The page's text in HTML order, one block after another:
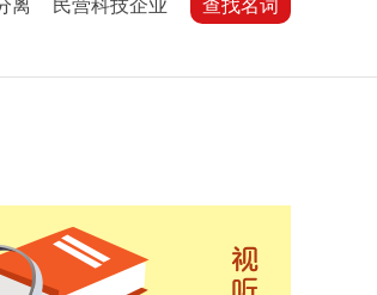
离 民营科技企业 查找名词